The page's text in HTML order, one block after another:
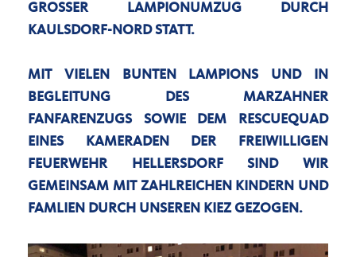
GROSSER LAMPIONUMZUG DURCH K
AULSDORF-NORD STATT.
MIT VIELEN BUNTEN LAMPIONS UND IN
BEGLEITUNG DES MARZAHNER
FANFARENZUGS SOWIE DEM RESCUEQUAD
EINES KAMERADEN DER FREIWILLIGEN
FEUERWEHR HELLERSDORF SIND WIR
GEMEINSAM MIT ZAHLREICHEN KINDERN UND
FAMLIEN DURCH UNSEREN KIEZ GEZOGEN.